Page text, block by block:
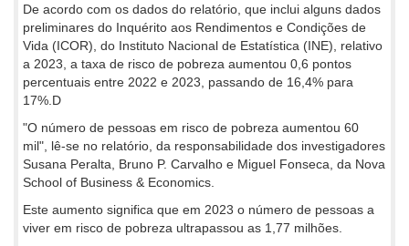
De acordo com os dados do relatório, que inclui alguns dados
preliminares do Inquérito aos Rendimentos e Condições de
Vida (ICOR), do Instituto Nacional de Estatística (INE), relativo
a 2023, a taxa de risco de pobreza aumentou 0,6 pontos
percentuais entre 2022 e 2023, passando de 16,4% para
17%.D
"O número de pessoas em risco de pobreza aumentou 60
mil", lê-se no relatório, da responsabilidade dos investigadores
Susana Peralta, Bruno P. Carvalho e Miguel Fonseca, da Nova
School of Business & Economics.
Este aumento significa que em 2023 o número de pessoas a
viver em risco de pobreza ultrapassou as 1,77 milhões.